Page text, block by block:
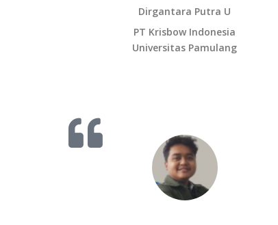
Dirgantara Putra U
PT Krisbow Indonesia
Universitas Pamulang